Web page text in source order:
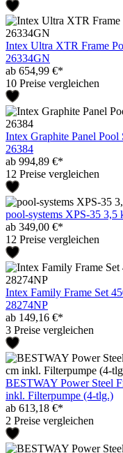
Intex Ultra XTR Frame
26334GN
ab 654,99 €*
10 Preise vergleichen
Intex Graphite Panel
26384
ab 994,89 €*
12 Preise vergleichen
pool-systems XPS-35 3,5
ab 349,00 €*
12 Preise vergleichen
Intex Family Frame Set
28274NP
ab 149,16 €*
3 Preise vergleichen
BESTWAY Power Steel
inkl. Filterpumpe (4-tlg.)
ab 613,18 €*
2 Preise vergleichen